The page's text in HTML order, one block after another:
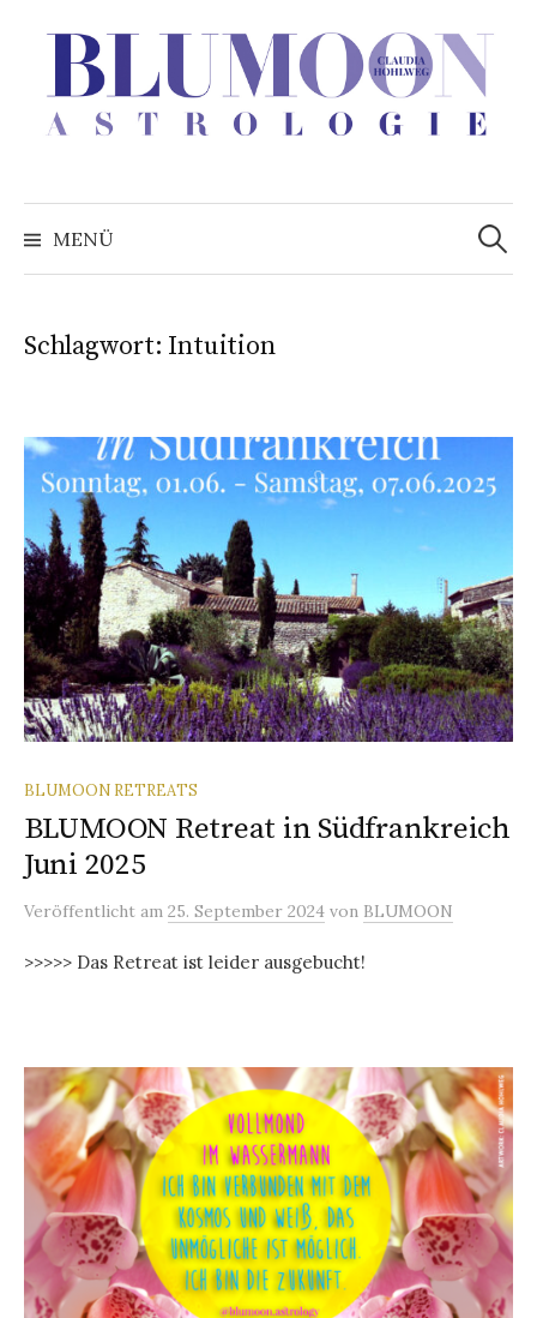
überspringen
MENÜ
Suchen
nach:
Schlagwort: Intuition
BLUMOON RETREATS
BLUMOON Retreat in Südfrankreich
Juni 2025
Veröffentlicht am 25. September 2024 von BLUMOON
>>>>> Das Retreat ist leider ausgebucht!